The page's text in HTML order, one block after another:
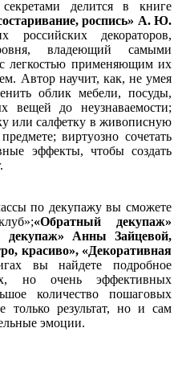
делится в книге
роспись» А. Ю.
декораторов,
владеющий самыми
легкостью применяющим их
Автор научит, как, не умея
облик мебели, посуды,
вещей до неузнаваемости;
или салфетку в живописную
виртуозно сочетать
эффекты, чтобы создать
по декупажу вы сможете
«Обратный декупаж»
Анны Зайцевой,
красиво», «Декоративная
вы найдете подробное
но очень эффективных
количество пошаговых
результат, но и сам
эмоции.